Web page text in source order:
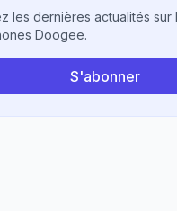
les dernières actualités sur
Doogee.
S'abonner